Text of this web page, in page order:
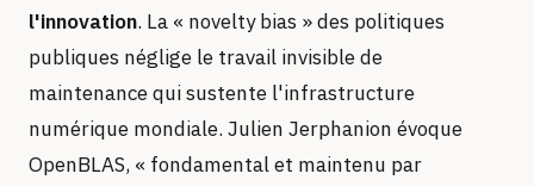
l'innovation. La « novelty bias » des politiques
publiques néglige le travail invisible de
maintenance qui sustente l'infrastructure
numérique mondiale. Julien Jerphanion évoque
OpenBLAS, « fondamental et maintenu par